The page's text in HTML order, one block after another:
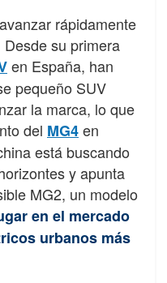
rápidamente
su primera
en España, han
pequeño SUV
la marca, lo que
del MG4en
está buscando
y apunta
MG2, un modelo
en el mercado
urbanos más